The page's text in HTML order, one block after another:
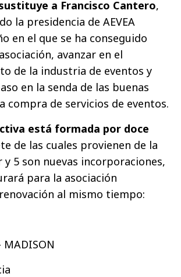
a Francisco Cantero,
la presidencia de AEVEA
en el que se ha conseguido
avanzar en el
de la industria de eventos y
en la senda de las buenas
compra de servicios de eventos.
está formada por doce
de las cuales provienen de la
y 5 son nuevas incorporaciones,
para la asociación
al mismo tiempo: